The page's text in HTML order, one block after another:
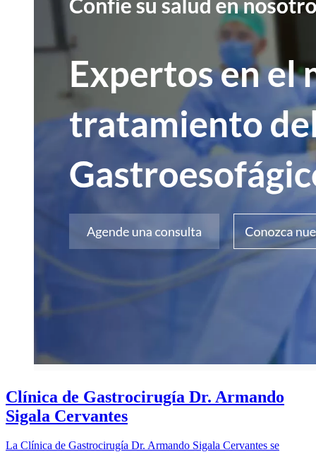
Clínica de Gastrocirugía Dr. Armando
Sigala Cervantes
La Clínica de Gastrocirugía Dr. Armando Sigala Cervantes se